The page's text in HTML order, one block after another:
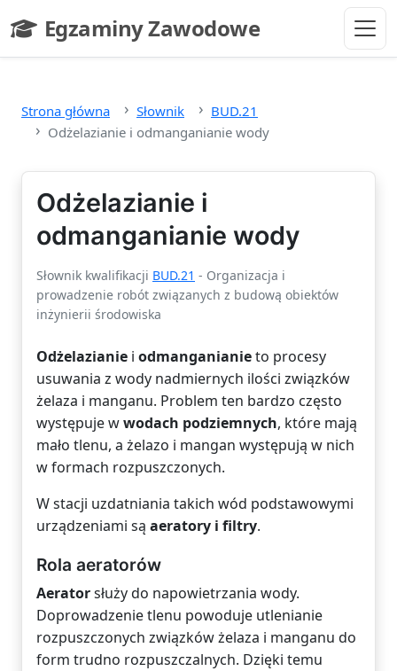
Egzaminy Zawodowe
- strona główna
Strona główna Słownik
BUD.21
Odżelazianie i odmanganianie wody
Odżelazianie i
odmanganianie wody
Słownik kwalifikacji BUD.21 - Organizacja i
prowadzenie robót związanych z budową obiektów
inżynierii środowiska
Odżelazianie i odmanganianieto procesy
usuwania z wody nadmiernych ilości związków
żelaza i manganu. Problem ten bardzo często
występuje wwodach podziemnych, które mają
mało tlenu, a żelazo i mangan występują w nich
w formach rozpuszczonych.
W stacji uzdatniania takich wód podstawowymi
urządzeniami są aeratory i filtry.
Rola aeratorów
Aeratorsłuży do napowietrzania wody.
Doprowadzenie tlenu powoduje utlenianie
rozpuszczonych związków żelaza i manganu do
form trudno rozpuszczalnych. Dzięki temu